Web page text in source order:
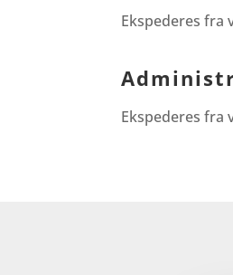
Ekspederes fra
Ekspederes fra